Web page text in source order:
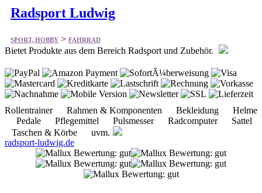
Radsport Ludwig
SPORT, HOBBY > FAHRRAD
Bietet Produkte aus dem Bereich Radsport und Zubehör.
Rollentrainer Rahmen & Komponenten Bekleidung Helme
Pedale Pflegemittel Pulsmesser Radcomputer Sattel
Taschen & Körbe uvm.
radsport-ludwig.de